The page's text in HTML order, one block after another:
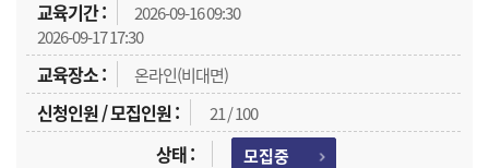
2026-09-16 09:30
2026-09-17 17:30
온라인(비대면)
21 / 100
모집중